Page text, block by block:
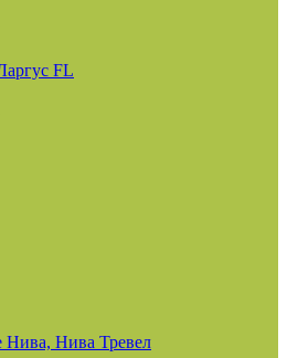
FL
Нива, Нива Тревел